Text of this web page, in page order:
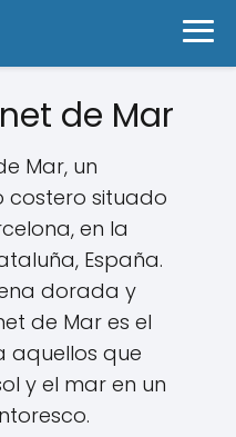
de Mar
Mar, un
costero situado
en la
España.
dorada y
de Mar es el
aquellos que
y el mar en un